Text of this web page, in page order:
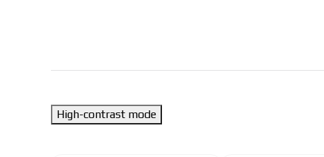
High-contrast mode